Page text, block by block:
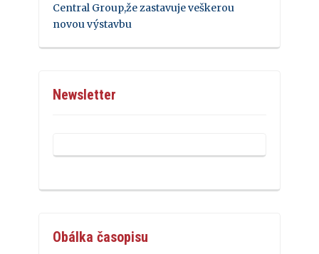
Central Group,že zastavuje veškerou
novou výstavbu
Newsletter
Obálka časopisu